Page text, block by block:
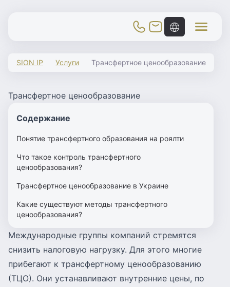
Toggle Mobile Menu
SION IP Услуги Трансфертное ценообразование
Трансфертное ценообразование
Содержание
Понятие трансфертного образования на роялти
Что такое контроль трансфертного
ценообразования?
Трансфертное ценообразование в Украине
Какие существуют методы трансфертного
ценообразования?
Международные группы компаний стремятся
снизить налоговую нагрузку. Для этого многие
прибегают к трансфертному ценообразованию
(ТЦО). Они устанавливают внутренние цены, по